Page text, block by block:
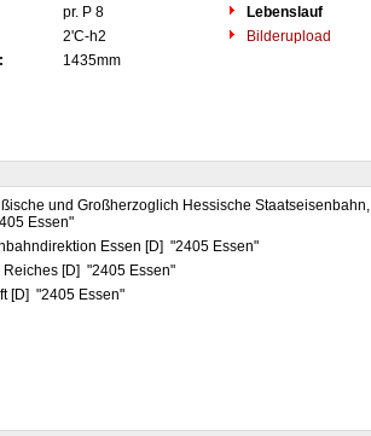
pr. P 8
Lebenslauf
2'C-h2
Bilderupload
1435mm
und Großherzoglich Hessische Staatseisenbahn,
Essen"
Essen [D] "2405 Essen"
[D] "2405 Essen"
[D] "2405 Essen"